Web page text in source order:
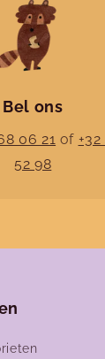
Bel ons
06 21 of +32
52 98